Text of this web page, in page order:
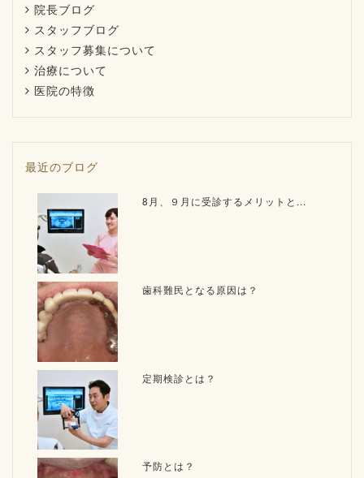
院長ブログ
スタッフブログ
スタッフ募集について
治療について
医院の特徴
最近のブログ
8月、９月に受診するメリットと...
歯科難民となる原因は？
定期検診とは？
予防とは？